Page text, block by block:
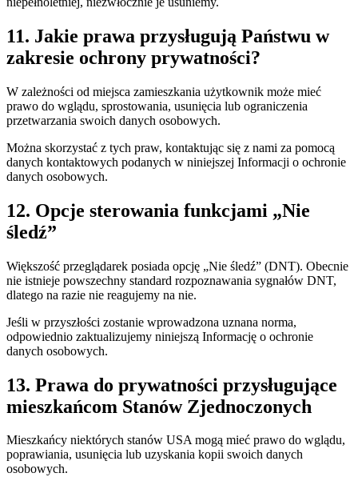
11. Jakie prawa przysługują Państwu w
zakresie ochrony prywatności?
W zależności od miejsca zamieszkania użytkownik może mieć
prawo do wglądu, sprostowania, usunięcia lub ograniczenia
przetwarzania swoich danych osobowych.
Można skorzystać z tych praw, kontaktując się z nami za pomocą
danych kontaktowych podanych w niniejszej Informacji o ochronie
danych osobowych.
12. Opcje sterowania funkcjami „Nie
śledź”
Większość przeglądarek posiada opcję „Nie śledź” (DNT). Obecnie
nie istnieje powszechny standard rozpoznawania sygnałów DNT,
dlatego na razie nie reagujemy na nie.
Jeśli w przyszłości zostanie wprowadzona uznana norma,
odpowiednio zaktualizujemy niniejszą Informację o ochronie
danych osobowych.
13. Prawa do prywatności przysługujące
mieszkańcom Stanów Zjednoczonych
Mieszkańcy niektórych stanów USA mogą mieć prawo do wglądu,
poprawiania, usunięcia lub uzyskania kopii swoich danych
osobowych.